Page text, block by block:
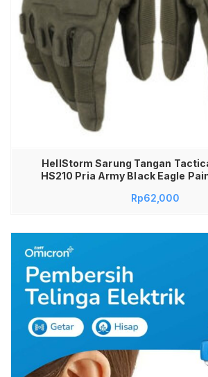
HellStorm Sarung Tangan
HS210 Pria Army Black Eagle
Sepeda Outdoor
Rp62,000